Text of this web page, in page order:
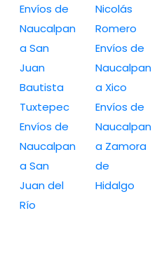
Envíos de
Naucalpan
a San
Juan
Bautista
Tuxtepec
Envíos de
Naucalpan
a San
Juan del
Río
Nicolás
Romero
Envíos de
Naucalpan
a Xico
Envíos de
Naucalpan
a Zamora
de
Hidalgo